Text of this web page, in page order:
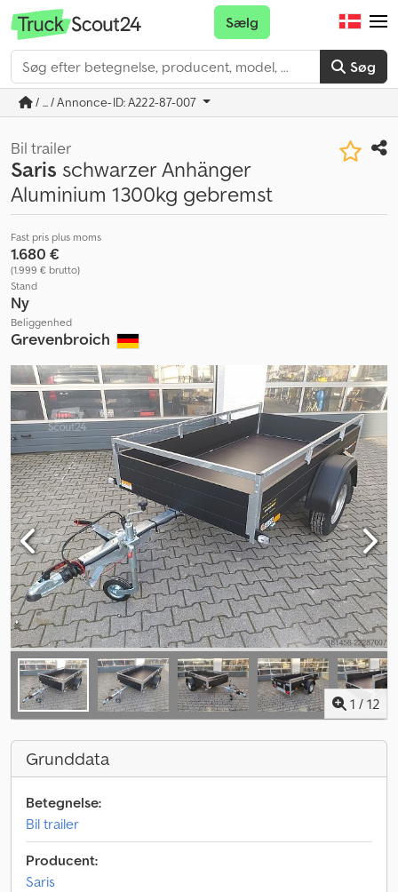
Søg
Sælg
/ ... / Annonce-ID: A222-87-007
Bil trailer
Saris schwarzer Anhänger
Aluminium 1300kg gebremst
Fast pris plus moms
1.680 €
(1.999 € brutto)
Stand
Ny
Beliggenhed
Grevenbroich
1 / 12
Grunddata
Betegnelse:
Bil trailer
Producent:
Saris